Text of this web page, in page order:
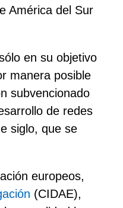
América del Sur
en su objetivo
manera posible
subvencionado
de redes
siglo, que se
europeos,
(CIDAE),